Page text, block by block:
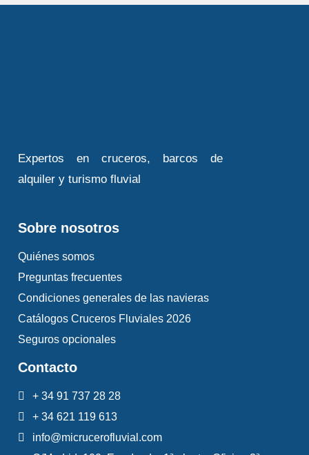
Expertos en cruceros, barcos de
alquiler y turismo fluvial
Sobre nosotros
Quiénes somos
Preguntas frecuentes
Condiciones generales de las navieras
Catálogos Cruceros Fluviales 2026
Seguros opcionales
Contacto
+ 34 91 737 28 28
+ 34 621 119 613
info@micrucerofluvial.com